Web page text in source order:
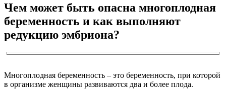
Чем может быть опасна многоплодная
беременность и как выполняют
редукцию эмбриона?
Многоплодная беременность – это беременность, при которой
в организме женщины развиваются два и более плода.